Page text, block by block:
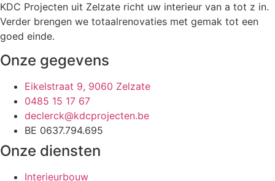
KDC Projecten uit Zelzate richt uw interieur van a tot z in.
Verder brengen we totaalrenovaties met gemak tot een
goed einde.
Onze gegevens
Eikelstraat 9, 9060 Zelzate
0485 15 17 67
declerck@kdcprojecten.be
BE 0637.794.695
Onze diensten
Interieurbouw